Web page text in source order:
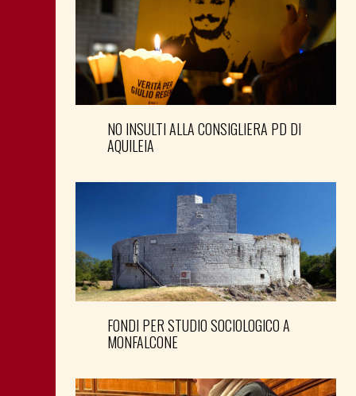
NO INSULTI ALLA CONSIGLIERA PD DI
AQUILEIA
FONDI PER STUDIO SOCIOLOGICO A
MONFALCONE